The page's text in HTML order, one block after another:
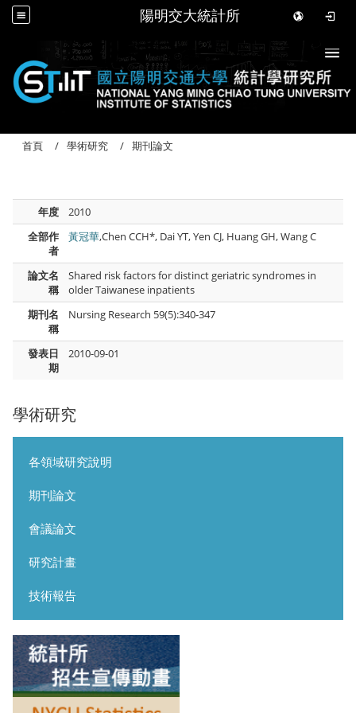
陽明交大統計所
學術研究
各領域研究說明
期刊論文
會議論文
研究計畫
技術報告
首頁 學術研究 期刊論文
年度
2010
全部作
者
黃冠華,Chen CCH*, Dai YT, Yen CJ, Huang GH, Wang C
論文名
稱
Shared risk factors for distinct geriatric syndromes in
older Taiwanese inpatients
期刊名
稱
Nursing Research 59(5):340-347
發表日
期
2010-09-01